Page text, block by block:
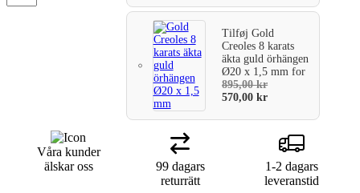
TilføjGold
Creoles 8 karats
äkta guld örhängen
Ø20 x 1,5 mmfor
895,00kr
570,00kr
Våra kunder
älskar oss
99 dagars
returrätt
1-2 dagars
leveranstid